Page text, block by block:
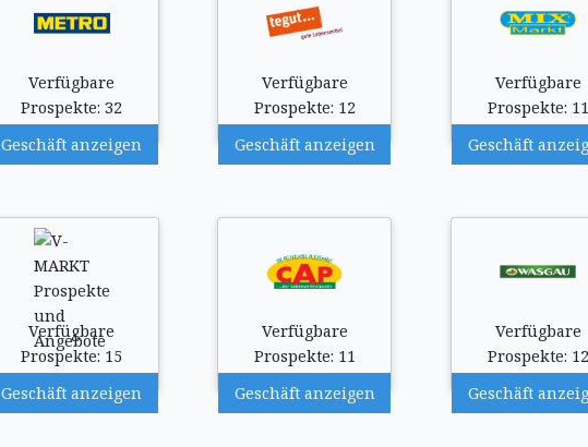
Verfügbare
Prospekte: 32
Geschäft anzeigen
Verfügbare
Prospekte: 12
Geschäft anzeigen
Verfügbare
Prospekte: 11
Geschäft
Verfügbare
Prospekte: 15
Geschäft anzeigen
Verfügbare
Prospekte: 11
Geschäft anzeigen
Verfügbare
Prospekte: 12
Geschäft